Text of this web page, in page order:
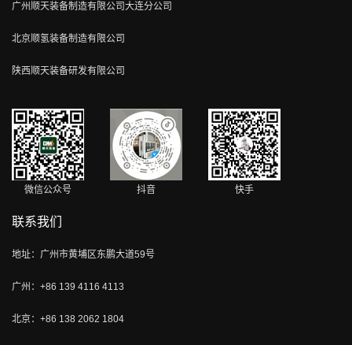
广州顺天装备制造有限公司大连分公司
北京顺氢装备制造有限公司
陕西顺天装备研发有限公司
微信公众号 抖音 快手
联系我们
地址：广州市黄埔区东鹏大道59号
广州：+86 139 4116 4113
北京：+86 138 2062 1804